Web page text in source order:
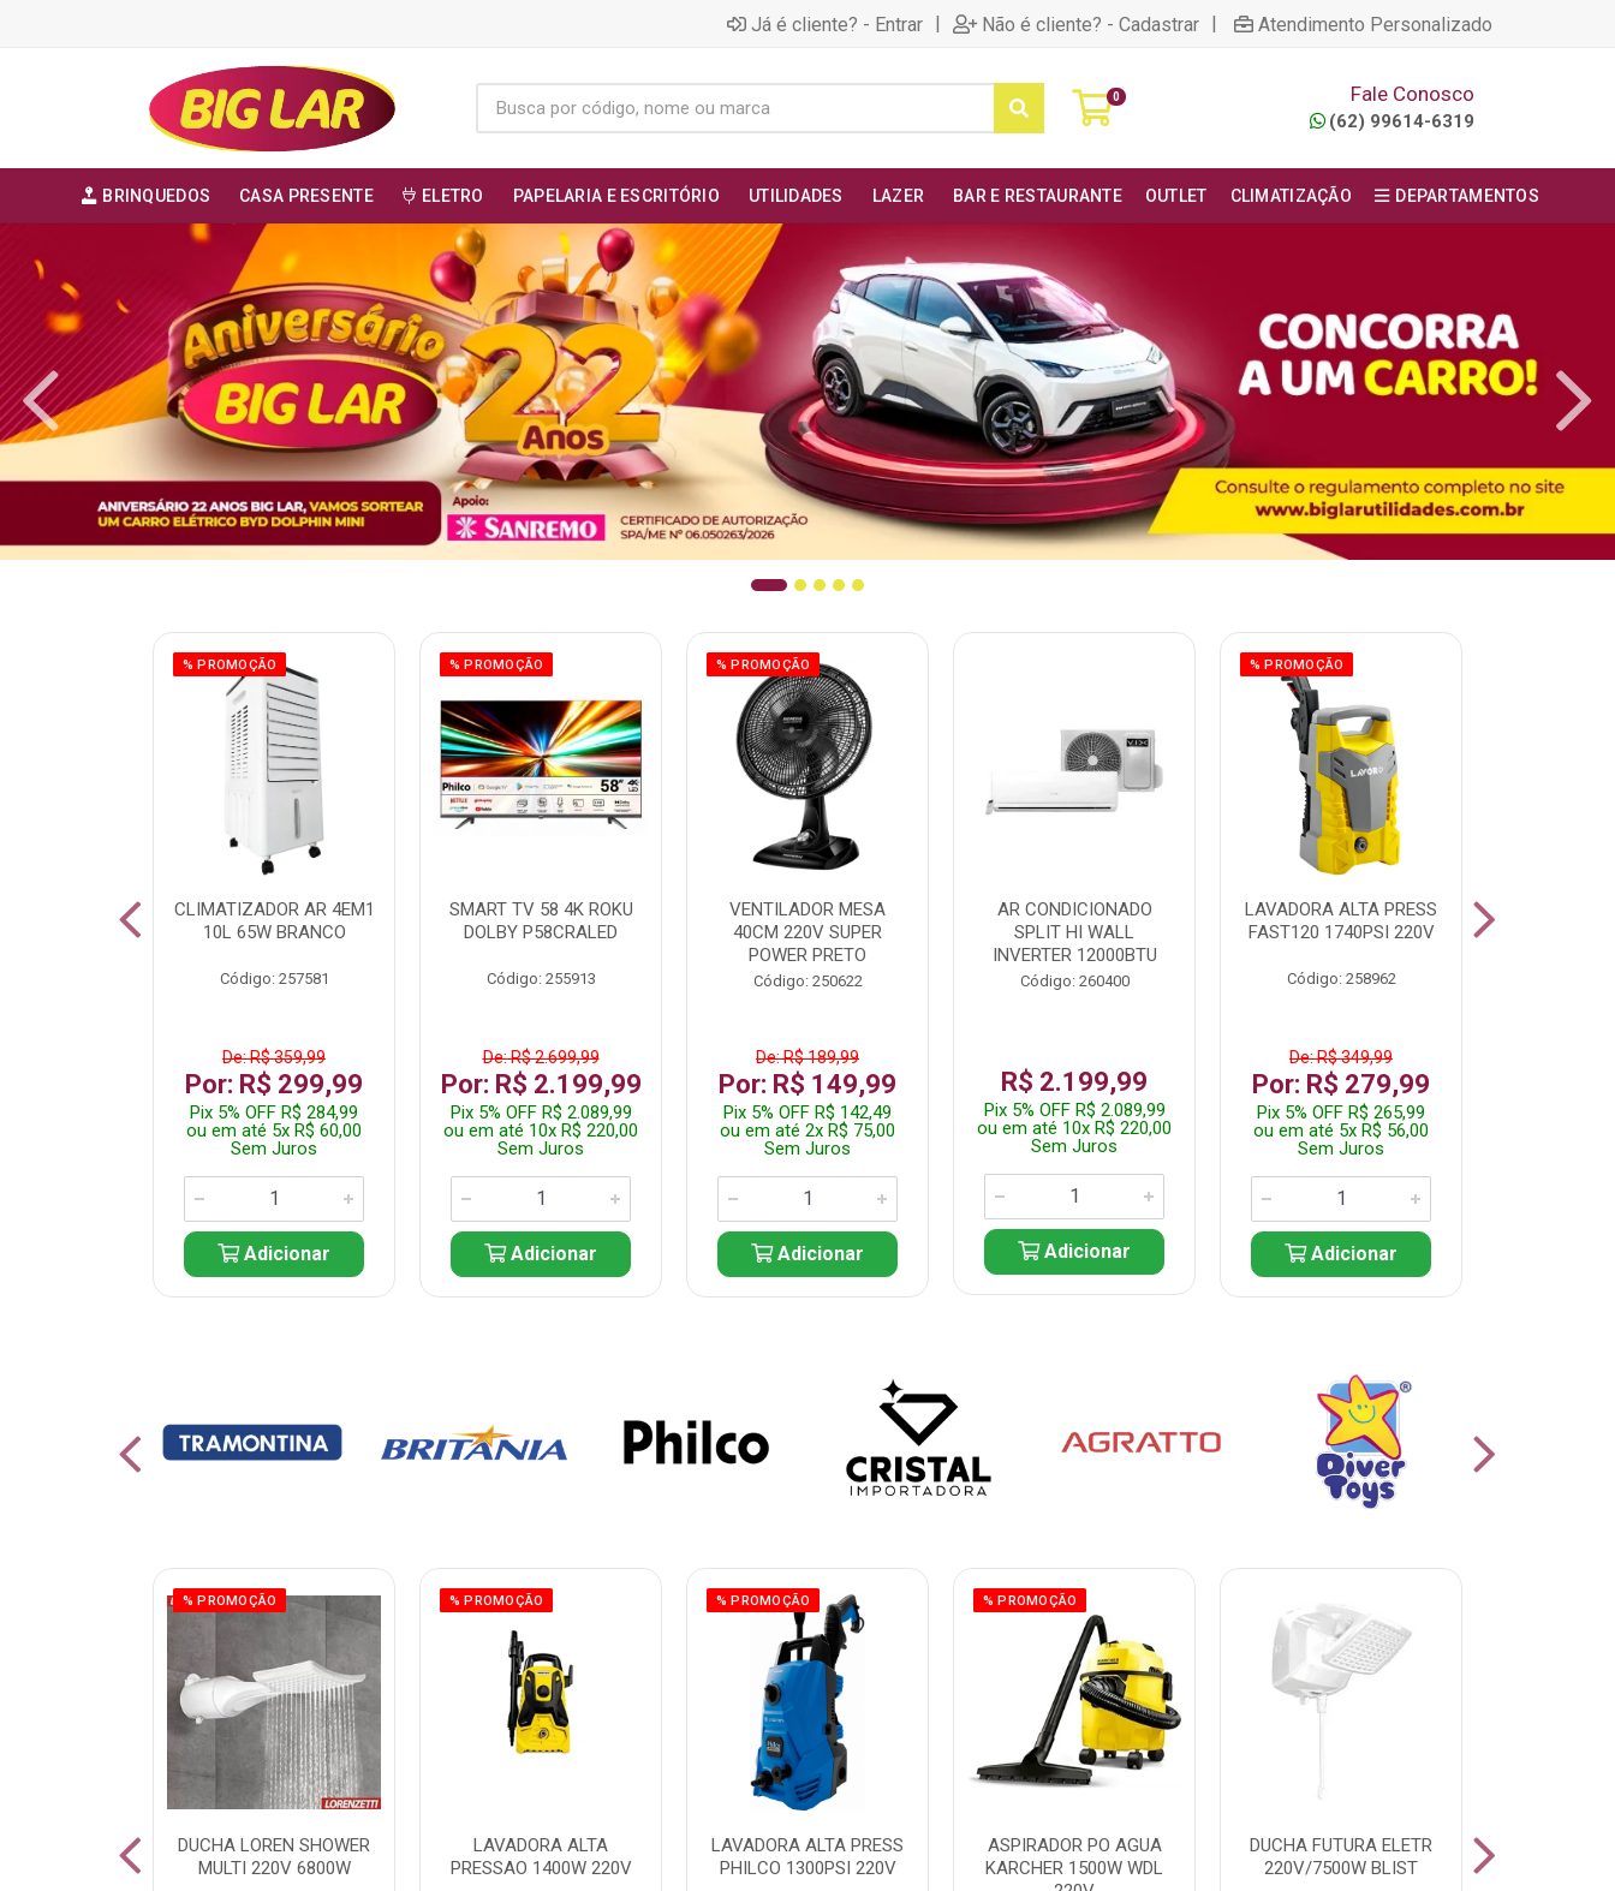
Já é cliente? - Entrar | Não é cliente? - Cadastrar | Atendimento Personalizado
0 Fale Conosco
(62) 99614-6319
BRINQUEDOS CASA PRESENTE ELETRO PAPELARIA E ESCRITÓRIO UTILIDADES LAZER BAR E RESTAURANTE OUTLET CLIMATIZAÇÃO DEPARTAMENTOS
% PROMOÇÃO
CLIMATIZADOR AR 4EM1
10L 65W BRANCO
Código: 257581
De: R$ 359,99
Por: R$ 299,99
Pix 5% OFF R$ 284,99
ou em até 5x R$ 60,00
Sem Juros
Adicionar
% PROMOÇÃO
SMART TV 58 4K ROKU
DOLBY P58CRALED
Código: 255913
De: R$ 2.699,99
Por: R$ 2.199,99
Pix 5% OFF R$ 2.089,99
ou em até 10x R$ 220,00
Sem Juros
Adicionar
% PROMOÇÃO
VENTILADOR MESA
40CM 220V SUPER
POWER PRETO
Código: 250622
De: R$ 189,99
Por: R$ 149,99
Pix 5% OFF R$ 142,49
ou em até 2x R$ 75,00
Sem Juros
Adicionar
AR CONDICIONADO
SPLIT HI WALL
INVERTER 12000BTU
Código: 260400
R$ 2.199,99
Pix 5% OFF R$ 2.089,99
ou em até 10x R$ 220,00
Sem Juros
Adicionar
% PROMOÇÃO
LAVADORA ALTA PRESS
FAST120 1740PSI 220V
Código: 258962
De: R$ 349,99
Por: R$ 279,99
Pix 5% OFF R$ 265,99
ou em até 5x R$ 56,00
Sem Juros
Adicionar
% PROMOÇÃO
DUCHA LOREN SHOWER
MULTI 220V 6800W
% PROMOÇÃO
LAVADORA ALTA
PRESSAO 1400W 220V
% PROMOÇÃO
LAVADORA ALTA PRESS
PHILCO 1300PSI 220V
% PROMOÇÃO
ASPIRADOR PO AGUA
KARCHER 1500W WDL
DUCHA FUTURA ELETR
220V/7500W BLIST